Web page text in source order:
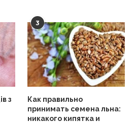
з
3
Как правильно
принимать семена льна:
никакого кипятка и